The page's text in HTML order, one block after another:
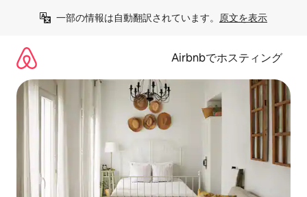
一部の情報は自動翻訳されています。 原文を表示
Airbnbでホスティング